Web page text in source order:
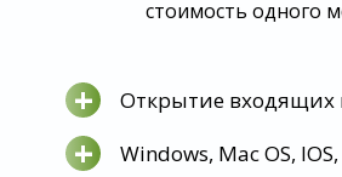
стоимость одного
+ Открытие входящих
+ Windows, Mac OS,